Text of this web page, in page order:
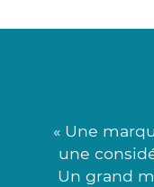
« Une
une
Un grand